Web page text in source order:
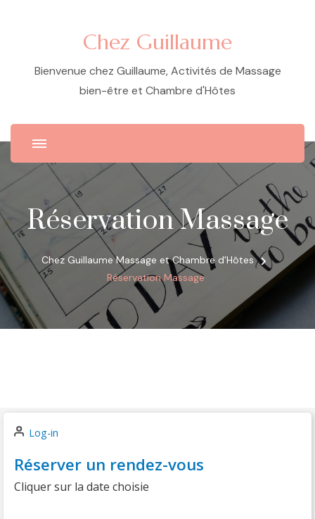
Chez Guillaume
Bienvenue chez Guillaume, Activités de Massage
bien-être et Chambre d'Hôtes
Réservation Massage
Chez Guillaume Massage et Chambre d'Hôtes
Réservation Massage
Log-in
Réserver un rendez-vous
Cliquer sur la date choisie